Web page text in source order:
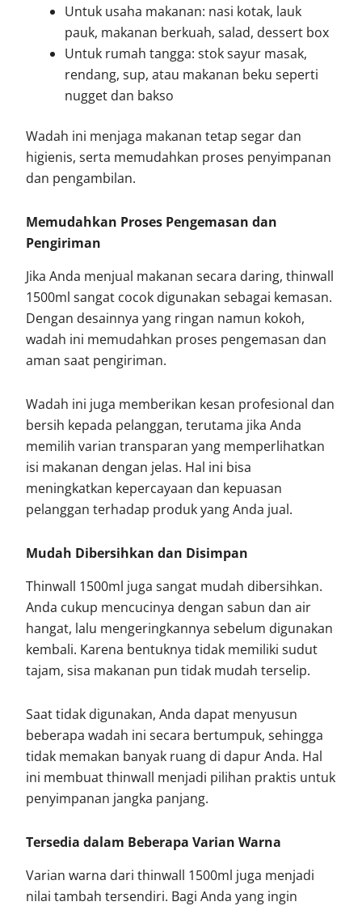
Untuk usaha makanan: nasi kotak, lauk
pauk, makanan berkuah, salad, dessert box
Untuk rumah tangga: stok sayur masak,
rendang, sup, atau makanan beku seperti
nugget dan bakso
Wadah ini menjaga makanan tetap segar dan
higienis, serta memudahkan proses penyimpanan
dan pengambilan.
Memudahkan Proses Pengemasan dan
Pengiriman
Jika Anda menjual makanan secara daring, thinwall
1500ml sangat cocok digunakan sebagai kemasan.
Dengan desainnya yang ringan namun kokoh,
wadah ini memudahkan proses pengemasan dan
aman saat pengiriman.
Wadah ini juga memberikan kesan profesional dan
bersih kepada pelanggan, terutama jika Anda
memilih varian transparan yang memperlihatkan
isi makanan dengan jelas. Hal ini bisa
meningkatkan kepercayaan dan kepuasan
pelanggan terhadap produk yang Anda jual.
Mudah Dibersihkan dan Disimpan
Thinwall 1500ml juga sangat mudah dibersihkan.
Anda cukup mencucinya dengan sabun dan air
hangat, lalu mengeringkannya sebelum digunakan
kembali. Karena bentuknya tidak memiliki sudut
tajam, sisa makanan pun tidak mudah terselip.
Saat tidak digunakan, Anda dapat menyusun
beberapa wadah ini secara bertumpuk, sehingga
tidak memakan banyak ruang di dapur Anda. Hal
ini membuat thinwall menjadi pilihan praktis untuk
penyimpanan jangka panjang.
Tersedia dalam Beberapa Varian Warna
Varian warna dari thinwall 1500ml juga menjadi
nilai tambah tersendiri. Bagi Anda yang ingin